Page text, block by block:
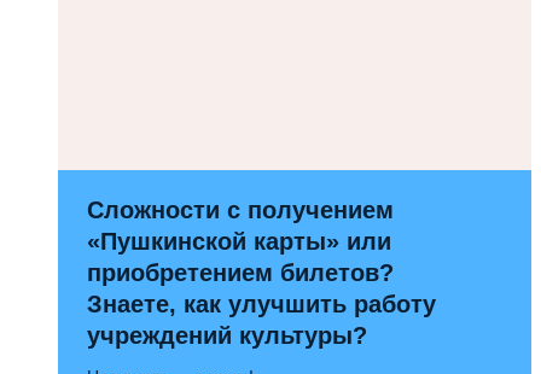
Сложности с получением
«Пушкинской карты» или
приобретением билетов?
Знаете, как улучшить работу
учреждений культуры?